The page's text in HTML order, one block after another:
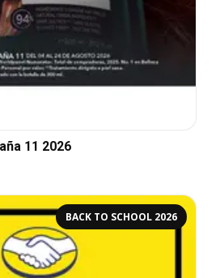
11 2026
BACK TO SCHOOL 2026